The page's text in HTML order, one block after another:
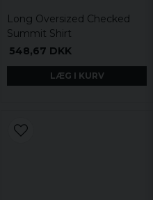
Long Oversized Checked
Summit Shirt
548,67 DKK
LÆG I KURV